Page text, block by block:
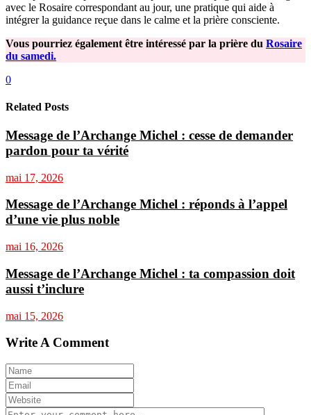
avec le Rosaire correspondant au jour, une pratique qui aide à
intégrer la guidance reçue dans le calme et la prière consciente.
Vous pourriez également être intéressé par la prière du Rosaire
du samedi.
0
Related Posts
Message de l’Archange Michel : cesse de demander
pardon pour ta vérité
mai 17, 2026
Message de l’Archange Michel : réponds à l’appel
d’une vie plus noble
mai 16, 2026
Message de l’Archange Michel : ta compassion doit
aussi t’inclure
mai 15, 2026
Write A Comment